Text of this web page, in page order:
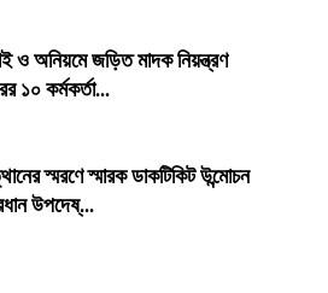
ও অনিয়মে জড়িত মাদক নিয়ন্ত্রণ
১০ কর্মকর্তা...
স্মরণে স্মারক ডাকটিকিট উন্মোচন
উপদেষ্...